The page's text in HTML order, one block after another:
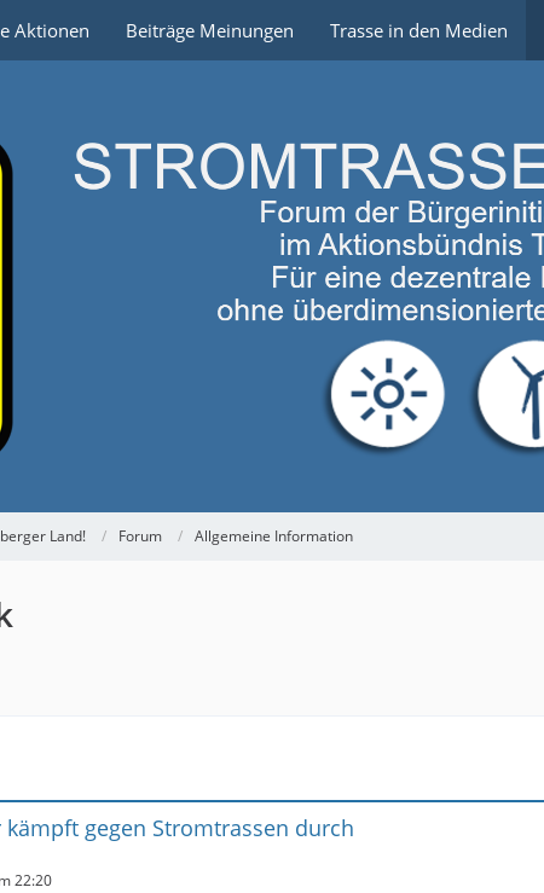
Aktionen Beiträge Meinungen Trasse in den Medien
Land! Forum Allgemeine Information
gegen Stromtrassen durch
22:20